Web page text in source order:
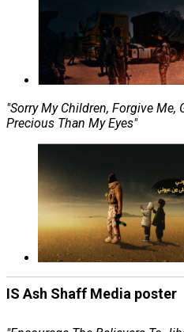
"Sorry My Children, Forgive Me,
Precious Than My Eyes"
IS Ash Shaff Media poster